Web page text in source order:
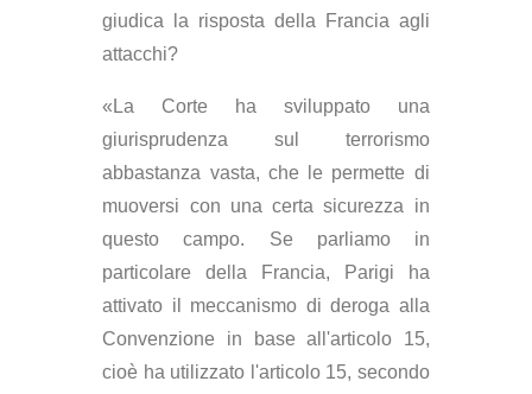
giudica la risposta della Francia agli
attacchi?
«La Corte ha sviluppato una
giurisprudenza sul terrorismo
abbastanza vasta, che le permette di
muoversi con una certa sicurezza in
questo campo. Se parliamo in
particolare della Francia, Parigi ha
attivato il meccanismo di deroga alla
Convenzione in base all'articolo 15,
cioè ha utilizzato l'articolo 15, secondo